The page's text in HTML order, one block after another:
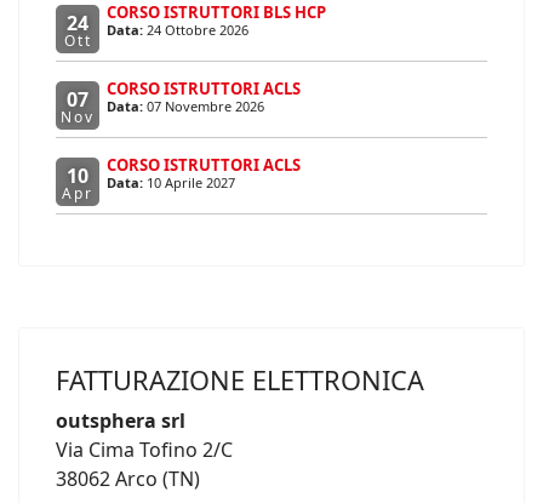
24
Ott
CORSO ISTRUTTORI BLS HCP
Data: 24 Ottobre 2026
07
Nov
CORSO ISTRUTTORI ACLS
Data: 07 Novembre 2026
10
Apr
CORSO ISTRUTTORI ACLS
Data: 10 Aprile 2027
FATTURAZIONE ELETTRONICA
outsphera srl
Via Cima Tofino 2/C
38062 Arco (TN)